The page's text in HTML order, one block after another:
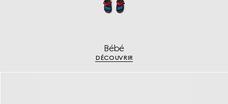
Bébé
DÉCOUVRIR